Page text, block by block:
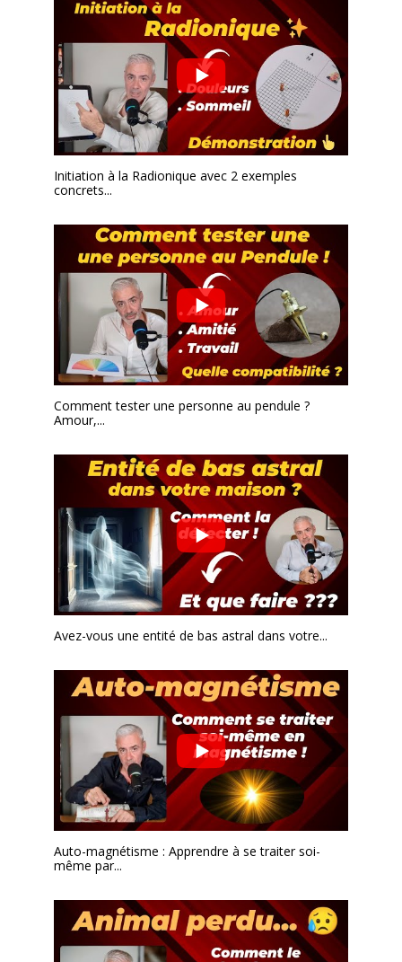
Initiation à la Radionique avec 2 exemples
concrets...
Comment tester une personne au pendule ?
Amour,...
Avez-vous une entité de bas astral dans votre...
Auto-magnétisme : Apprendre à se traiter soi-
même par...